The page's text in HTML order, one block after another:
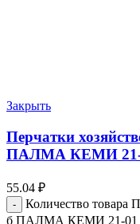
Закрыть
Перчатки
ПАЛМА КЕМИ 21-
55.04 ₽
Количество товара
б ПАЛМА КЕМИ 21-01